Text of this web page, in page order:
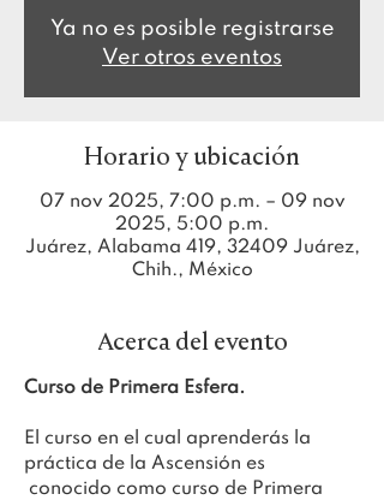
Ya no es posible registrarse
Ver otros eventos
Horario y ubicación
07 nov 2025, 7:00 p.m. – 09 nov
2025, 5:00 p.m.
Juárez, Alabama 419, 32409 Juárez,
Chih., México
Acerca del evento
Curso de Primera Esfera.
El curso en el cual aprenderás la
práctica de la Ascensión es
conocido como curso de Primera